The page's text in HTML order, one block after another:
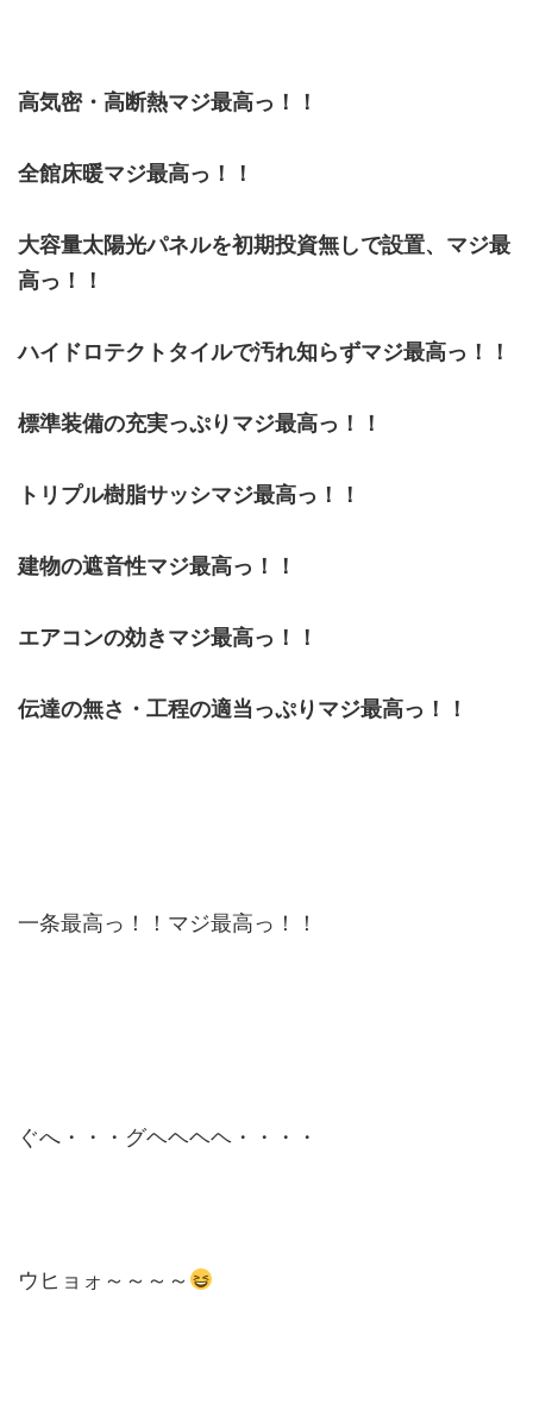
高気密・高断熱マジ最高っ！！
全館床暖マジ最高っ！！
大容量太陽光パネルを初期投資無しで設置、マジ最
高っ！！
ハイドロテクトタイルで汚れ知らずマジ最高っ！！
標準装備の充実っぷりマジ最高っ！！
トリプル樹脂サッシマジ最高っ！！
建物の遮音性マジ最高っ！！
エアコンの効きマジ最高っ！！
伝達の無さ・工程の適当っぷりマジ最高っ！！
一条最高っ！！マジ最高っ！！
ぐへ・・・グヘヘヘヘ・・・・
ウヒョォ～～～～